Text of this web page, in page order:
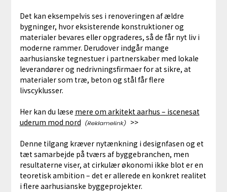
Det kan eksempelvis ses i renoveringen af ældre
bygninger, hvor eksisterende konstruktioner og
materialer bevares eller opgraderes, så de får nyt liv i
moderne rammer. Derudover indgår mange
aarhusianske tegnestuer i partnerskaber med lokale
leverandører og nedrivningsfirmaer for at sikre, at
materialer som træ, beton og stål får flere
livscyklusser.
Her kan du læse mere om arkitekt aarhus – iscenesat
uderum mod nord
>>
Denne tilgang kræver nytænkning i designfasen og et
tæt samarbejde på tværs af byggebranchen, men
resultaterne viser, at cirkulær økonomi ikke blot er en
teoretisk ambition – det er allerede en konkret realitet
i flere aarhusianske byggeprojekter.